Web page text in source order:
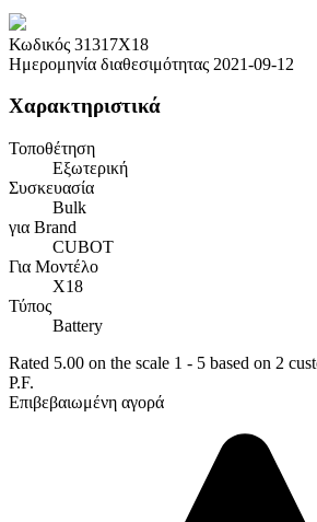
Κωδικός 31317X18
Ημερομηνία διαθεσιμότητας 2021-09-12
Χαρακτηριστικά
Τοποθέτηση
Εξωτερική
Συσκευασία
Bulk
για Brand
CUBOT
Για Μοντέλο
X18
Τύπος
Battery
Rated 5.00 on the scale 1 - 5 based on 2
P.F.
Επιβεβαιωμένη αγορά